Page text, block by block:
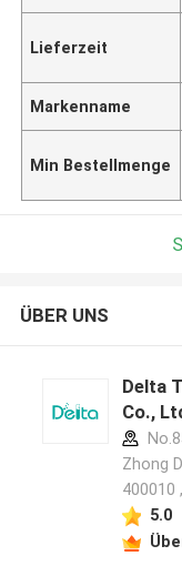
Lieferzeit
Markenname
Min Bestellmenge
ÜBER UNS
Delta
Co.,
Zhong
400010
5.0